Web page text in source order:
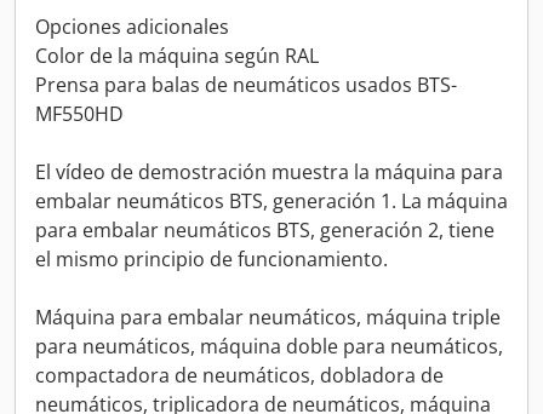
Opciones adicionales
Color de la máquina según RAL
Prensa para balas de neumáticos usados BTS-
MF550HD
El vídeo de demostración muestra la máquina para
embalar neumáticos BTS, generación 1. La máquina
para embalar neumáticos BTS, generación 2, tiene
el mismo principio de funcionamiento.
Máquina para embalar neumáticos, máquina triple
para neumáticos, máquina doble para neumáticos,
compactadora de neumáticos, dobladora de
neumáticos, triplicadora de neumáticos, máquina